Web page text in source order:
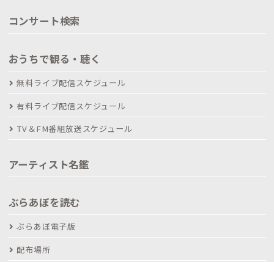
コンサート検索
おうちで観る・聴く
無料ライブ配信スケジュール
有料ライブ配信スケジュール
TV＆FM番組放送スケジュール
アーティスト名鑑
ぶらあぼを読む
ぶらあぼ電子版
配布場所